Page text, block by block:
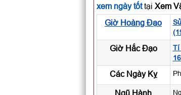
xem ngày tốttại Xem
Giờ Hoàng Đạo
Giờ Hắc Đạo Tí
Các Ngày Kỵ
Ngũ Hành